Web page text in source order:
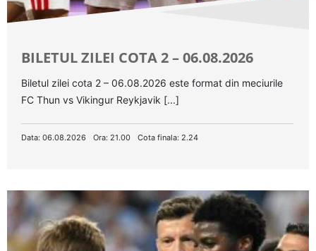
BILETUL ZILEI COTA 2 – 06.08.2026
Biletul zilei cota 2 – 06.08.2026 este format din meciurile
FC Thun vs Vikingur Reykjavik [...]
Data: 06.08.2026 Ora: 21.00 Cota finala: 2.24